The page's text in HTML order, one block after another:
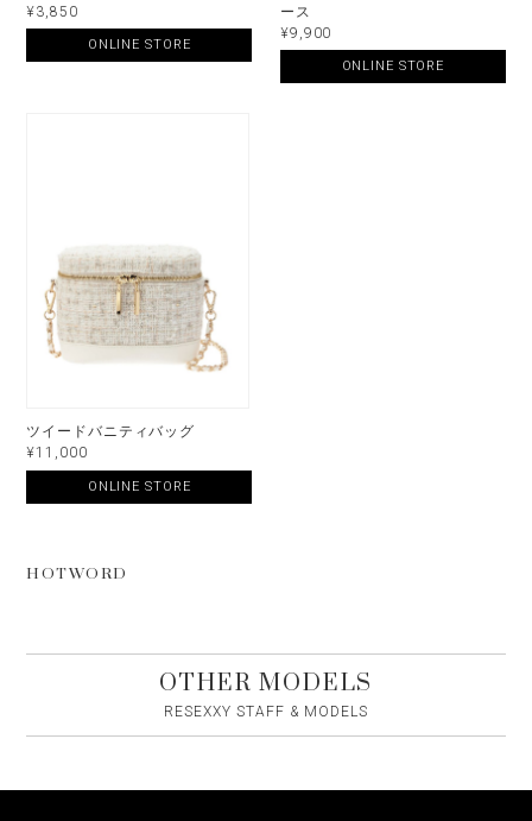
¥3,850
ONLINE STORE
ース
¥9,900
ONLINE STORE
ツイードバニティバッグ
¥11,000
ONLINE STORE
HOTWORD
OTHER MODELS
RESEXXY STAFF & MODELS